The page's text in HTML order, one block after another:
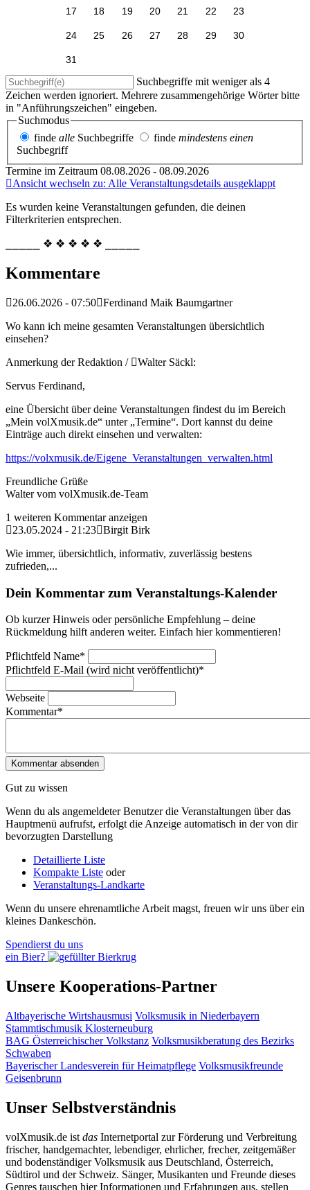
17 18 19 20 21 22 23
24 25 26 27 28 29 30
31
Suchbegriffe mit weniger als 4
Zeichen werden ignoriert. Mehrere zusammengehörige Wörter bitte
in "Anführungszeichen" eingeben.
Suchmodus
finde alle Suchbegriffe finde mindestens einen
Suchbegriff
Termine im Zeitraum 08.08.2026 - 08.09.2026
Ansicht wechseln zu: Alle Veranstaltungsdetails ausgeklappt
Es wurden keine Veranstaltungen gefunden, die deinen
Filterkriterien entsprechen.
⎯⎯⎯⎯⎯ ❖ ❖ ❖ ❖ ❖ ⎯⎯⎯⎯⎯
Kommentare
26.06.2026 - 07:50 Ferdinand Maik Baumgartner
Wo kann ich meine gesamten Veranstaltungen übersichtlich
einsehen?
Anmerkung der Redaktion /
Walter Säckl:
Servus Ferdinand,
eine Übersicht über deine Veranstaltungen findest du im Bereich
„Mein volXmusik.de“ unter „Termine“. Dort kannst du deine
Einträge auch direkt einsehen und verwalten:
https://volxmusik.de/Eigene_Veranstaltungen_verwalten.html
Freundliche Grüße
Walter vom volXmusik.de-Team
1 weiteren Kommentar anzeigen
23.05.2024 - 21:23 Birgit Birk
Wie immer, übersichtlich, informativ, zuverlässig bestens
zufrieden,...
Dein Kommentar zum Veranstaltungs-Kalender
Ob kurzer Hinweis oder persönliche Empfehlung – deine
Rückmeldung hilft anderen weiter. Einfach hier kommentieren!
Pflichtfeld Name*
Pflichtfeld E-Mail (wird nicht veröffentlicht)*
Webseite
Kommentar*
Gut zu wissen
Wenn du als angemeldeter Benutzer die Veranstaltungen über das
Hauptmenü aufrufst, erfolgt die Anzeige automatisch in der von dir
bevorzugten Darstellung
Detaillierte Liste
Kompakte Liste oder
Veranstaltungs-Landkarte
Wenn du unsere ehrenamtliche Arbeit magst, freuen wir uns über ein
kleines Dankeschön.
Spendierst du uns
ein Bier?
Unsere Kooperations-Partner
Altbayerische Wirtshausmusi Volksmusik in Niederbayern
Stammtischmusik Klosterneuburg
BAG Österreichischer Volkstanz Volksmusikberatung des Bezirks
Schwaben
Bayerischer Landesverein für Heimatpflege Volksmusikfreunde
Geisenbrunn
Unser Selbstverständnis
volXmusik.de ist das Internetportal zur Förderung und Verbreitung
frischer, handgemachter, lebendiger, ehrlicher, frecher, zeitgemäßer
und bodenständiger Volksmusik aus Deutschland, Österreich,
Südtirol und der Schweiz. Sänger, Musikanten und Freunde dieses
Genres tauschen hier Informationen und Erfahrungen aus, stellen